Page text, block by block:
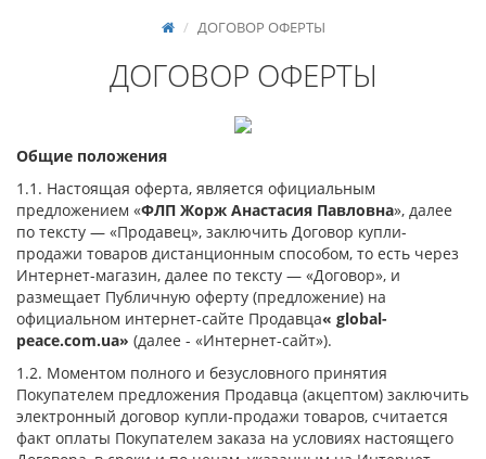
ДОГОВОР ОФЕРТЫ
ДОГОВОР ОФЕРТЫ
Общие положения
1.1. Настоящая оферта, является официальным
предложением «ФЛП Жорж Анастасия Павловна», далее
по тексту — «Продавец», заключить Договор купли-
продажи товаров дистанционным способом, то есть через
Интернет-магазин, далее по тексту — «Договор», и
размещает Публичную оферту (предложение) на
официальном интернет-сайте Продавца« global-
peace.com.ua» (далее - «Интернет-сайт»).
1.2. Моментом полного и безусловного принятия
Покупателем предложения Продавца (акцептом) заключить
электронный договор купли-продажи товаров, считается
факт оплаты Покупателем заказа на условиях настоящего